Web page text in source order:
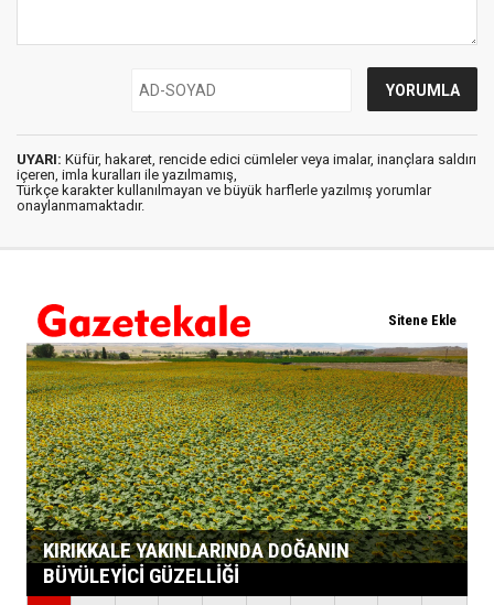
UYARI: Küfür, hakaret, rencide edici cümleler veya imalar, inançlara saldırı
içeren, imla kuralları ile yazılmamış,
Türkçe karakter kullanılmayan ve büyük harflerle yazılmış yorumlar
onaylanmamaktadır.